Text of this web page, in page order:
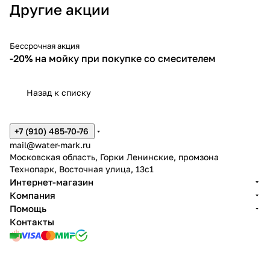
Другие акции
-20%
Бессрочная акция
-20% на мойку при покупке со смесителем
Назад к списку
+7 (910) 485-70-76
mail@water-mark.ru
Московская область, Горки Ленинские, промзона
Технопарк, Восточная улица, 13с1
Интернет-магазин
Компания
Помощь
Контакты